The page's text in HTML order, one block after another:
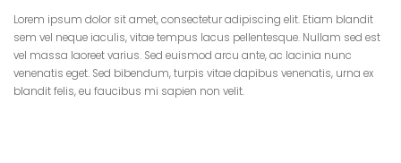
Lorem ipsum dolor sit amet, consectetur adipiscing elit. Etiam blandit
sem vel neque iaculis, vitae tempus lacus pellentesque. Nullam sed est
vel massa laoreet varius. Sed euismod arcu ante, ac lacinia nunc
venenatis eget. Sed bibendum, turpis vitae dapibus venenatis, urna ex
blandit felis, eu faucibus mi sapien non velit.